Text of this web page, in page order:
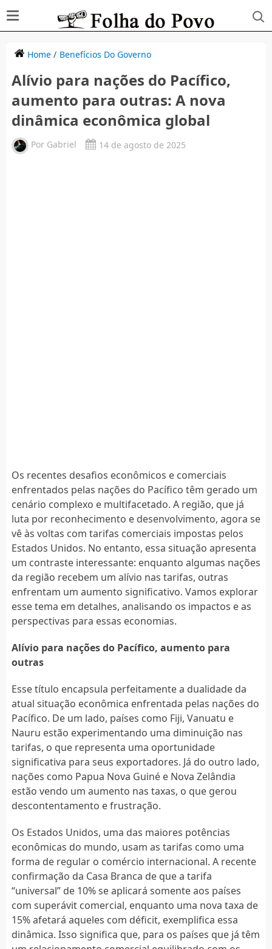
Home/ Benefícios Do Governo
Alívio para nações do Pacífico,
aumento para outras: A nova
dinâmica econômica global
Por Gabriel 14 de agosto de 2025
Os recentes desafios econômicos e comerciais
enfrentados pelas nações do Pacífico têm gerado um
cenário complexo e multifacetado. A região, que já
luta por reconhecimento e desenvolvimento, agora se
vê às voltas com tarifas comerciais impostas pelos
Estados Unidos. No entanto, essa situação apresenta
um contraste interessante: enquanto algumas nações
da região recebem um alívio nas tarifas, outras
enfrentam um aumento significativo. Vamos explorar
esse tema em detalhes, analisando os impactos e as
perspectivas para essas economias.
Alívio para nações do Pacífico, aumento para
outras
Esse título encapsula perfeitamente a dualidade da
atual situação econômica enfrentada pelas nações do
Pacífico. De um lado, países como Fiji, Vanuatu e
Nauru estão experimentando uma diminuição nas
tarifas, o que representa uma oportunidade
significativa para seus exportadores. Já do outro lado,
nações como Papua Nova Guiné e Nova Zelândia
estão vendo um aumento nas taxas, o que gerou
descontentamento e frustração.
Os Estados Unidos, uma das maiores potências
econômicas do mundo, usam as tarifas como uma
forma de regular o comércio internacional. A recente
confirmação da Casa Branca de que a tarifa
“universal” de 10% se aplicará somente aos países
com superávit comercial, enquanto uma nova taxa de
15% afetará aqueles com déficit, exemplifica essa
dinâmica. Isso significa que, para os países que já têm